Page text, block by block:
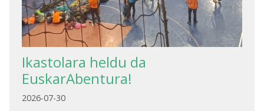
Ikastolara heldu da
EuskarAbentura!
2026-07-30